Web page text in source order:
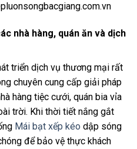
nhà hàng, quán ăn và dịch
triển dịch vụ thương mại rất
chuyên cung cấp giải pháp
hàng tiệc cưới, quán bia vỉa
trời. Khi thời tiết nắng gắt
Mái bạt xếp kéo dập sóng
để bảo vệ thực khách